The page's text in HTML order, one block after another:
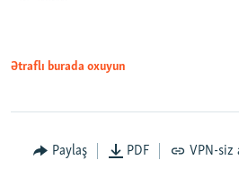
Ətraflı burada oxuyun
Paylaş PDF VPN-siz